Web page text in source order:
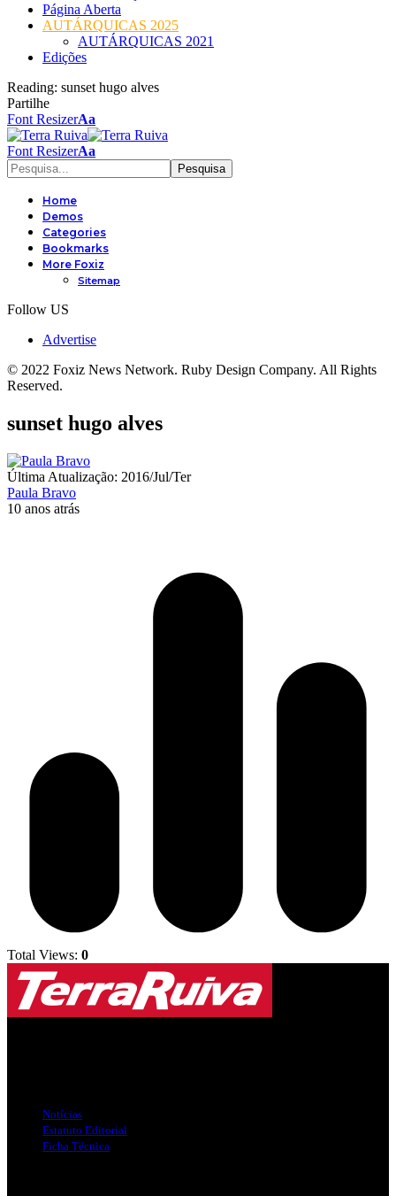
Página Aberta
AUTÁRQUICAS 2025
AUTÁRQUICAS 2021
Edições
Reading: sunset hugo alves
Partilhe
Font ResizerAa
Font ResizerAa
Home
Demos
Categories
Bookmarks
More Foxiz
Sitemap
Follow US
Advertise
© 2022 Foxiz News Network. Ruby Design Company. All Rights
Reserved.
sunset hugo alves
Última Atualização: 2016/Jul/Ter
Paula Bravo
10 anos atrás
Total Views: 0
Notícias
Estatuto Editorial
Ficha Técnica